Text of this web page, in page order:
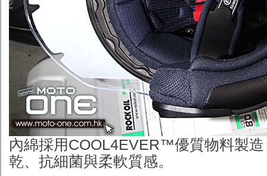
內綿採用COOL4EVER™優質物料製
乾、抗細菌與柔軟質感。